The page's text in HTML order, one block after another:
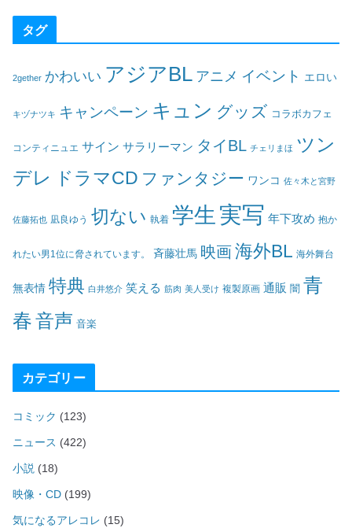
タグ
2gether かわいい アジアBL アニメ イベント エロい
キヅナツキ キャンペーン キュン グッズ コラボカフェ
コンティニュエ サイン サラリーマン タイBL チェリまほ ツン
デレ
ドラマCD ファンタジー ワンコ 佐々木と宮野
佐藤拓也 凪良ゆう 切ない 執着 学生 実写 年下攻め 抱か
れたい男1位に脅されています。 斉藤壮馬 映画海外BL 海外舞台
無表情 特典 白井悠介 笑える 筋肉 美人受け 複製原画 通販 闇 青
春音声 音楽
カテゴリー
コミック (123)
ニュース (422)
小説 (18)
映像・CD (199)
気になるアレコレ (15)